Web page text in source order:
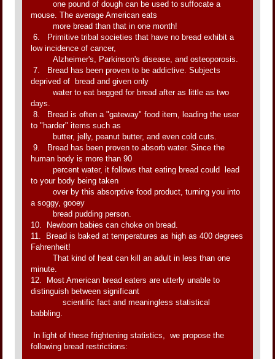
one pound of dough can be used to suffocate a
mouse. The average American eats
more bread than that in one month!
6. Primitive tribal societies that have no bread exhibit a
low incidence of cancer,
Alzheimer's, Parkinson's disease, and osteoporosis.
7. Bread has been proven to be addictive. Subjects
deprived of bread and given only
water to eat begged for bread after as little as two
days.
8. Bread is often a "gateway" food item, leading the user
to "harder" items such as
butter, jelly, peanut butter, and even cold cuts.
9. Bread has been proven to absorb water. Since the
human body is more than 90
percent water, it follows that eating bread could lead
to your body being taken
over by this absorptive food product, turning you into
a soggy, gooey
bread pudding person.
10. Newborn babies can choke on bread.
11. Bread is baked at temperatures as high as 400 degrees
Fahrenheit!
That kind of heat can kill an adult in less than one
minute.
12. Most American bread eaters are utterly unable to
distinguish between significant
scientific fact and meaningless statistical
babbling.
In light of these frightening statistics, we propose the
following bread restrictions: